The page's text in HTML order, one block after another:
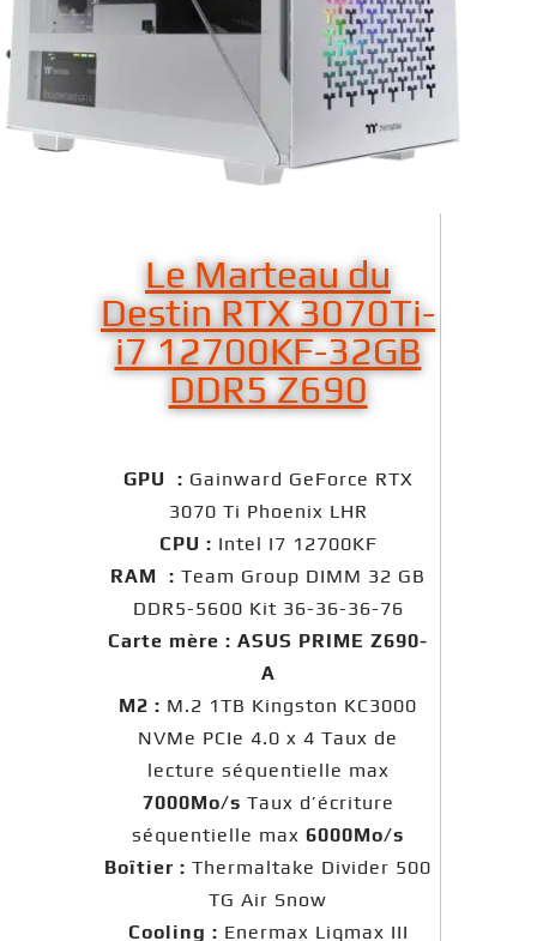
Le Marteau du
Destin RTX 3070Ti-
i7 12700KF-32GB
DDR5 Z690
GPU : Gainward GeForce RTX
3070 Ti Phoenix LHR
CPU : Intel I7 12700KF
RAM : Team Group DIMM 32 GB
DDR5-5600 Kit 36-36-36-76
Carte mère : ASUS PRIME Z690-
A
M2 : M.2 1TB Kingston KC3000
NVMe PCIe 4.0 x 4 Taux de
lecture séquentielle max
7000Mo/s Taux d’écriture
séquentielle max 6000Mo/s
Boîtier : Thermaltake Divider 500
TG Air Snow
Cooling : Enermax Liqmax III